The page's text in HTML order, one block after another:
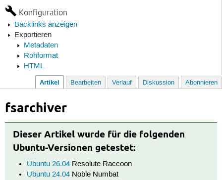
Konfiguration
Backlinks anzeigen
Exportieren
Metadaten
Rohformat
HTML
Artikel Bearbeiten Verlauf Diskussion Abonnieren
fsarchiver
Dieser Artikel wurde für die folgenden
Ubuntu-Versionen getestet:
Ubuntu 26.04Resolute Raccoon
Ubuntu 24.04Noble Numbat